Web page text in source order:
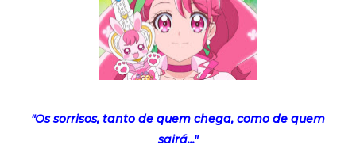
"Os sorrisos, tanto de quem chega, como de quem
sairá..."